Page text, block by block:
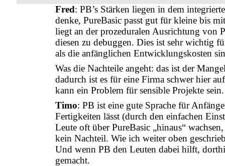
Fred: PB’s Stärken liegen in dem
denke, PureBasic passt gut für kleine bis
liegt an der prozeduralen Ausrichtung von
diesen zu debuggen. Dies ist sehr wichtig
als die anfänglichen Entwicklungskosten
Was die Nachteile angeht: das ist der
dadurch ist es für eine Firma schwer hier
kann ein Problem für sensible Projekte sein.
Timo: PB ist eine gute Sprache für
Fertigkeiten lässt (durch den einfachen
Leute oft über PureBasic „hinaus“
kein Nachteil. Wie ich weiter oben
Und wenn PB den Leuten dabei hilft,
gemacht.